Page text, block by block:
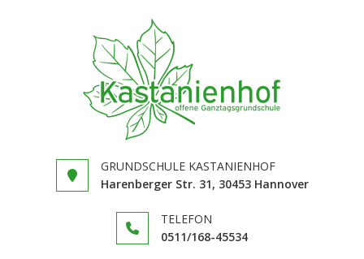
GRUNDSCHULE KASTANIENHOF
Harenberger Str. 31, 30453 Hannover
TELEFON
0511/168-​45534